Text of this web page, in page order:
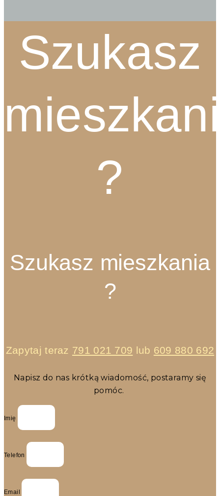
Szukasz
?
Szukasz mieszkania
?
Zapytaj teraz 791 021 709 lub 609 880 692
Napisz do nas krótką wiadomość, postaramy się
pomóc.
Imię
Telefon
Email